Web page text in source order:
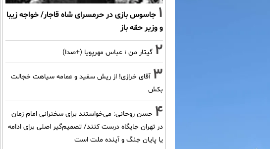
1 جاسوس بازی در حرمسرای شاه قاجار/ خواجه زیبا
و وزیر حقه باز
2 گیتار من ؛ عباس مهرپویا (+صدا)
3 آقای خرازی! از ریش سفید و عمامه سیاهت خجالت
بکش
4 حسن روحانی: می‌خواستند برای سخنرانی امام زمان
در تهران جایگاه درست کنند/ تصمیم‌گیر اصلی برای ادامه
یا پایان جنگ و آینده ملت است